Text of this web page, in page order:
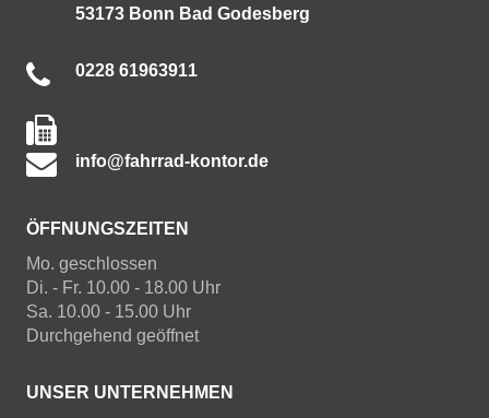
53173 Bonn Bad Godesberg
0228 61963911
info@fahrrad-kontor.de
ÖFFNUNGSZEITEN
Mo. geschlossen
Di. - Fr. 10.00 - 18.00 Uhr
Sa. 10.00 - 15.00 Uhr
Durchgehend geöffnet
UNSER UNTERNEHMEN